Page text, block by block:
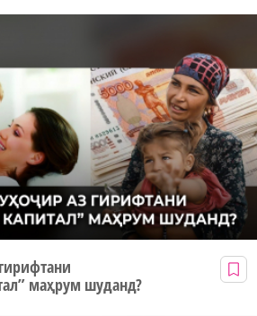
маҳрум шуданд?